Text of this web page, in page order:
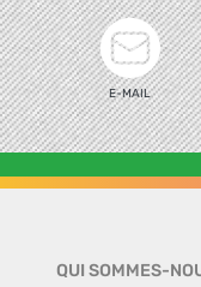
E-MAIL
QUI SOMMES-